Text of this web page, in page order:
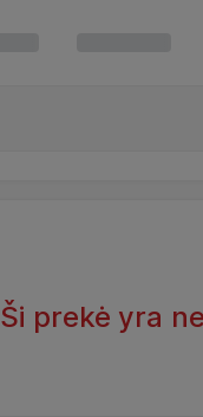
Ši prekė yra